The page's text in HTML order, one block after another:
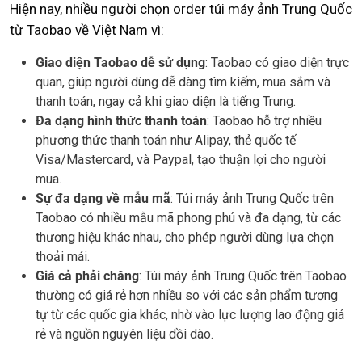
Hiện nay, nhiều người chọn order túi máy ảnh Trung Quốc
từ Taobao về Việt Nam vì:
Giao diện Taobao dễ sử dụng: Taobao có giao diện trực
quan, giúp người dùng dễ dàng tìm kiếm, mua sắm và
thanh toán, ngay cả khi giao diện là tiếng Trung.
Đa dạng hình thức thanh toán: Taobao hỗ trợ nhiều
phương thức thanh toán như Alipay, thẻ quốc tế
Visa/Mastercard, và Paypal, tạo thuận lợi cho người
mua.
Sự đa dạng về mẫu mã: Túi máy ảnh Trung Quốc trên
Taobao có nhiều mẫu mã phong phú và đa dạng, từ các
thương hiệu khác nhau, cho phép người dùng lựa chọn
thoải mái.
Giá cả phải chăng: Túi máy ảnh Trung Quốc trên Taobao
thường có giá rẻ hơn nhiều so với các sản phẩm tương
tự từ các quốc gia khác, nhờ vào lực lượng lao động giá
rẻ và nguồn nguyên liệu dồi dào.